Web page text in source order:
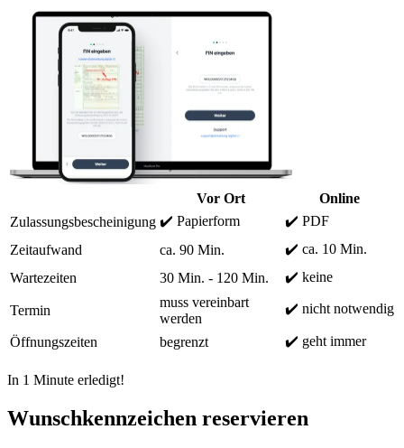
Vor Ort
Online
Zulassungsbescheinigung ✔️ Papierform
✔️ PDF
Zeitaufwand
ca. 90 Min.
✔️ ca. 10 Min.
Wartezeiten
30 Min. - 120 Min. ✔️ keine
Termin
muss vereinbart
werden
✔️ nicht notwendig
Öffnungszeiten begrenzt ✔️ geht immer
In 1 Minute erledigt!
Wunschkennzeichen reservieren